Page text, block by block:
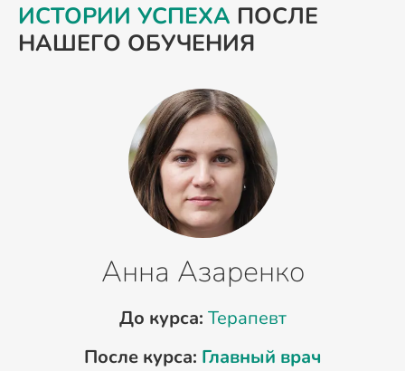
ИСТОРИИ УСПЕХА ПОСЛЕ
НАШЕГО ОБУЧЕНИЯ
Анна Азаренко
До курса: Терапевт
После курса: Главный врач